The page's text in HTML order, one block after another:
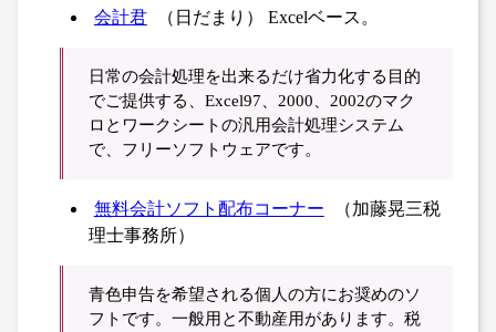
会計君 （日だまり） Excelベース。
日常の会計処理を出来るだけ省力化する目的
でご提供する、Excel97、2000、2002のマク
ロとワークシートの汎用会計処理システム
で、フリーソフトウェアです。
無料会計ソフト配布コーナー
（加藤晃三税
理士事務所）
青色申告を希望される個人の方にお奨めのソ
フトです。一般用と不動産用があります。税